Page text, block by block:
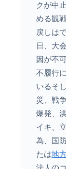
クが中
める観
戻しは
日、大
因が不
不履行
いるそ
災、戦
爆発、
イキ、
為、国防
たは地